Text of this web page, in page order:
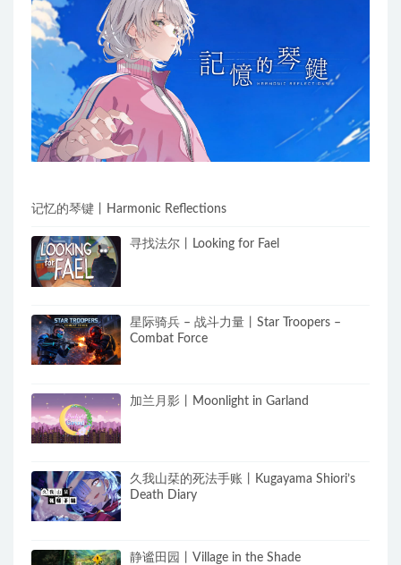
记忆的琴键丨Harmonic Reflections
寻找法尔丨Looking for Fael
星际骑兵 – 战斗力量丨Star Troopers –
Combat Force
加兰月影丨Moonlight in Garland
久我山栞的死法手账丨Kugayama Shiori’s
Death Diary
静谧田园丨Village in the Shade